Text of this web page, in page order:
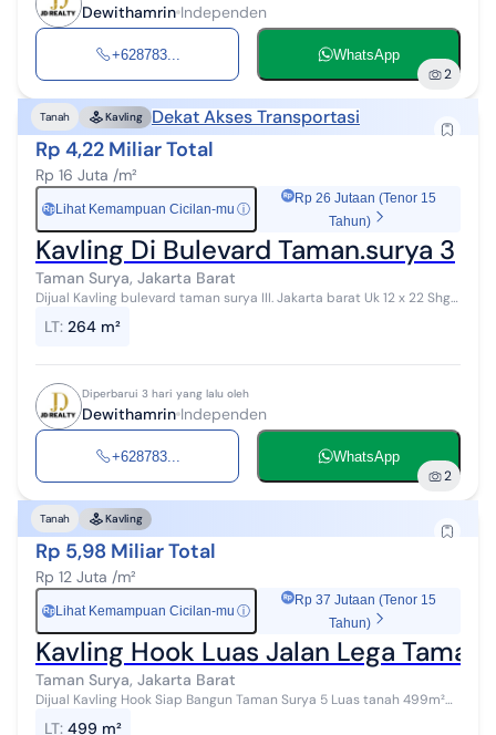
Dewithamrin Independen
+628783... WhatsApp
2
Tanah Kavling Dekat Akses Transportasi
Rp 4,22 Miliar Total
Rp 16 Juta /m²
Rp Lihat Kemampuan Cicilan-mu ⓘ
Rp 26 Jutaan (Tenor 15
Tahun)
Kavling Di Bulevard Taman.surya 3
Taman Surya, Jakarta Barat
Dijual Kavling bulevard taman surya III. Jakarta barat Uk 12 x 22 Shgb
bandara 15 meni...
LT: 264 m²
Diperbarui 3 hari yang lalu oleh
Dewithamrin Independen
+628783... WhatsApp
2
Tanah Kavling
Rp 5,98 Miliar Total
Rp 12 Juta /m²
Rp Lihat Kemampuan Cicilan-mu ⓘ
Rp 37 Jutaan (Tenor 15
Tahun)
Kavling Hook Luas Jalan Lega Taman
Taman Surya, Jakarta Barat
Dijual Kavling Hook Siap Bangun Taman Surya 5 Luas tanah 499m²
LT: 499 m²